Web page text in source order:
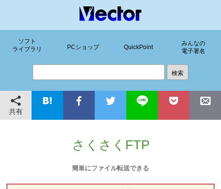
ソフト
ライブラリ
PCショップ QuickPoint
みんなの
電子署名
共有
さくさくFTP
簡単にファイル転送できる